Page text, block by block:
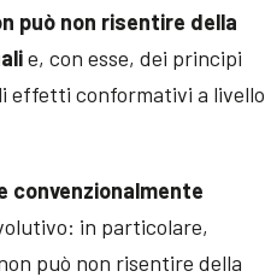
può non risentire della
e, con esse, dei principi
effetti conformativi a livello
in particolare,
può non risentire della